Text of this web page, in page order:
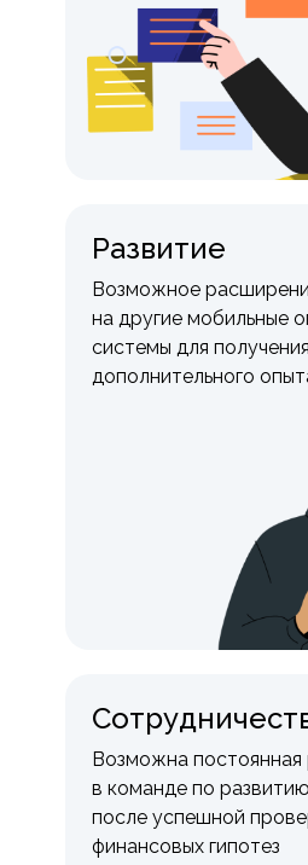
Развитие
Возможное
на другие мобильные
системы для получения
дополнительного
Возможна постоянная
в команде по
после успешной
финансовых гипотез